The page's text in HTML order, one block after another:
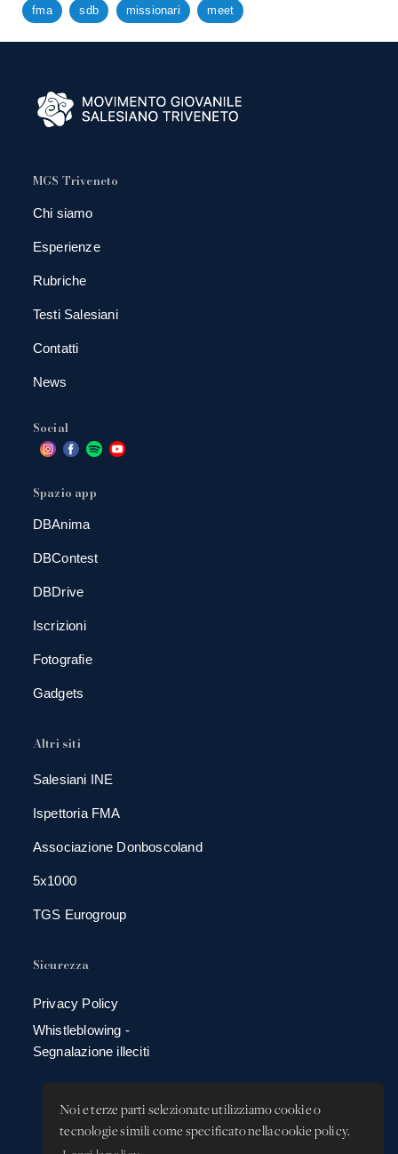
Noi e terze parti selezionate utilizziamo cookie o
tecnologie simili come specificato nella cookie policy.
fma sdb missionari meet
MGS Triveneto
Chi siamo
Esperienze
Rubriche
Testi Salesiani
Contatti
News
Social
Spazio app
DBAnima
DBContest
DBDrive
Iscrizioni
Fotografie
Gadgets
Altri siti
Salesiani INE
Ispettoria FMA
Associazione Donboscoland
5x1000
TGS Eurogroup
Sicurezza
Privacy Policy
Whistleblowing -
Segnalazione illeciti